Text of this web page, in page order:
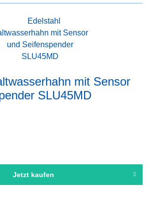
mit Sensor
SLU45MD
Jetzt kaufen